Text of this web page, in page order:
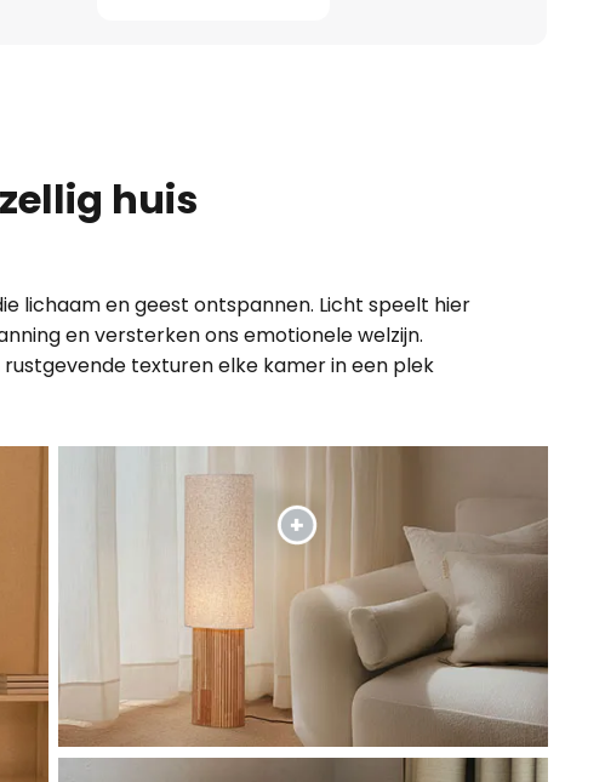
huis
lichaam en geest ontspannen. Licht speelt hier
en versterken ons emotionele welzijn.
texturen elke kamer in een plek